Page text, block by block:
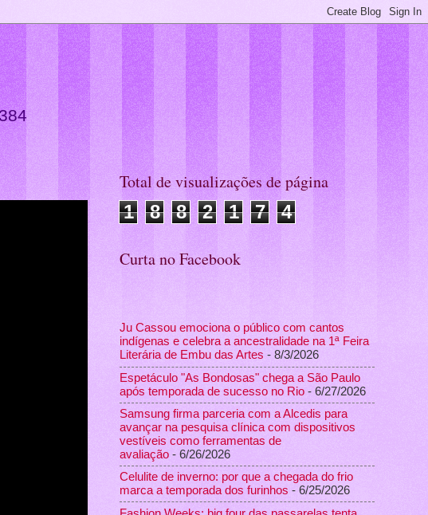
Total de visualizações de página
1
8 8 2 1 7 4
Curta no Facebook
Ju Cassou emociona o público com cantos
indígenas e celebra a ancestralidade na 1ª Feira
Literária de Embu das Artes - 8/3/2026
Espetáculo "As Bondosas" chega a São Paulo
após temporada de sucesso no Rio - 6/27/2026
Samsung firma parceria com a Alcedis para
avançar na pesquisa clínica com dispositivos
vestíveis como ferramentas de
avaliação - 6/26/2026
Celulite de inverno: por que a chegada do frio
marca a temporada dos furinhos - 6/25/2026